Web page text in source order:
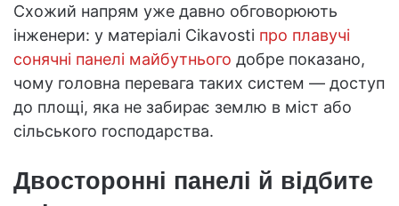
Схожий напрям уже давно обговорюють
інженери: у матеріалі Cikavosti про плавучі
сонячні панелі майбутнього добре показано,
чому головна перевага таких систем — доступ
до площі, яка не забирає землю в міст або
сільського господарства.
Двосторонні панелі й відбите